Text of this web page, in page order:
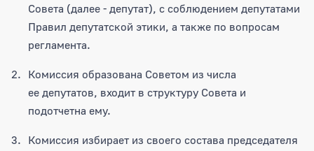
Совета (далее - депутат), с соблюдением депутатами
Правил депутатской этики, а также по вопросам
регламента.
Комиссия образована Советом из числа
ее депутатов, входит в структуру Совета и
подотчетна ему.
Комиссия избирает из своего состава председателя